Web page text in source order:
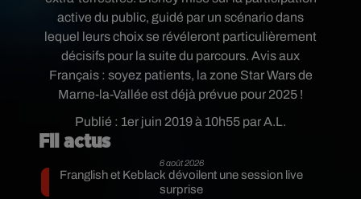
Publié : 1er juin 2019 à 10h55 par A.L.
active du public, guidé par un scénario dans
lequel leurs choix se révéleront particulièrement
décisifs pour la suite du parcours. Avis aux
Français : soyez patients, la zone Star Wars de
Marne-la-Vallée est déjà prévue pour 2025 !
Fil actus
6 août 2026
Franglish et Keblack dévoilent une session live
surprise